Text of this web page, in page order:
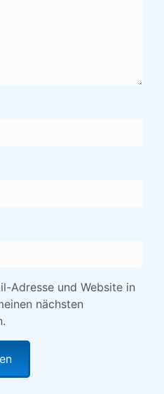
Adresse und Website in
nächsten